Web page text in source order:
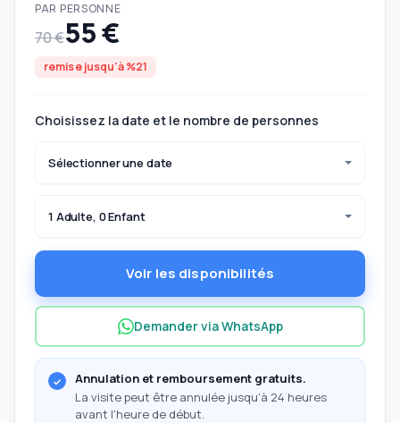
PAR PERSONNE
70 €55 €
remise jusqu'à %21
Choisissez la date et le nombre de personnes
Sélectionner une date
1 Adulte, 0 Enfant
Voir les disponibilités
Demander via WhatsApp
Annulation et remboursement gratuits.
La visite peut être annulée jusqu'à 24 heures
avant l'heure de début.